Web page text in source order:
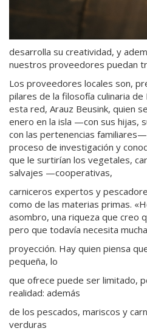
desarrolla su creatividad, y
nuestros proveedores puedan
Los proveedores locales son,
pilares de la filosofía culinaria
esta red, Arauz Beusink, quien
enero en la isla —con sus hijas,
con las pertenencias
proceso de investigación y
que le surtirían los vegetales,
salvajes —cooperativas,
carniceros expertos y
como de las materias primas.
asombro, una riqueza que creo
pero que todavía necesita
proyección. Hay quien piensa
pequeña, lo
que ofrece puede ser limitado,
realidad: además
de los pescados, mariscos y
verduras